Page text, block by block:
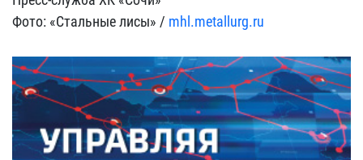
Фото: «Стальные лисы» / mhl.metallurg.ru